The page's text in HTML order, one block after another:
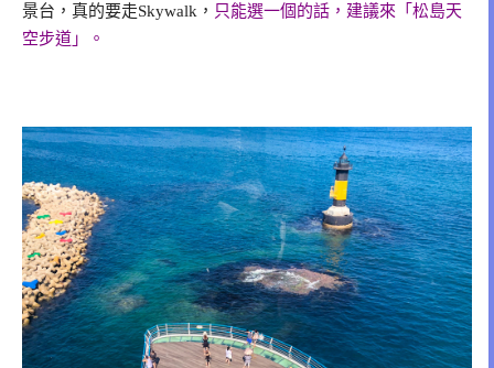
景台，真的要走Skywalk， 只能選一個的話，建議來「松島天
空步道」。